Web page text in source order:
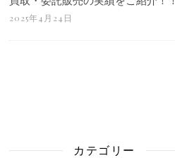
2025年4月24日
カテゴリー